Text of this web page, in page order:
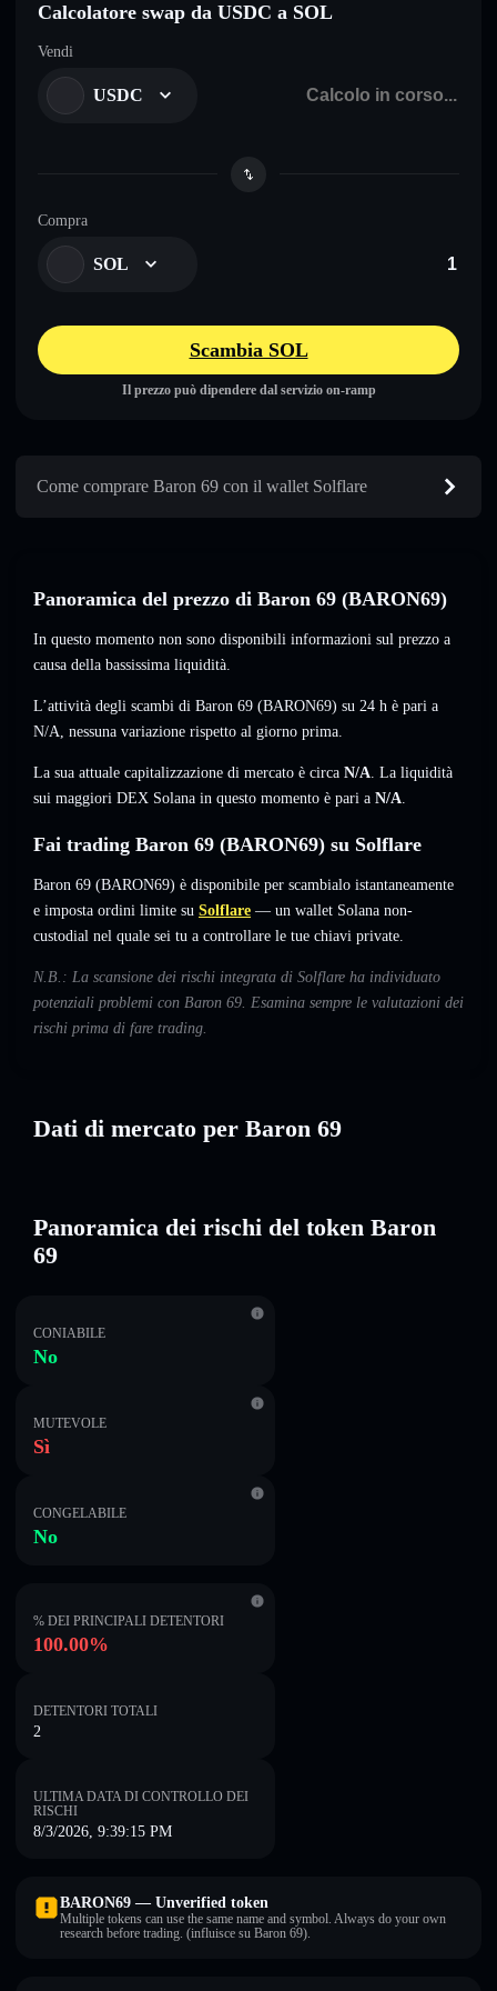
Calcolatore swap da USDC a SOL
Vendi
USDC
Compra
SOL
Scambia SOL
Il prezzo può dipendere dal servizio on-ramp
Come comprare Baron 69 con il wallet Solflare
Panoramica del prezzo di Baron 69 (BARON69)
In questo momento non sono disponibili informazioni sul prezzo a
causa della bassissima liquidità.
L’attività degli scambi di Baron 69 (BARON69) su 24 h è pari a
N/A, nessuna variazione rispetto al giorno prima.
La sua attuale capitalizzazione di mercato è circa N/A. La liquidità
sui maggiori DEX Solana in questo momento è pari a N/A.
Fai trading Baron 69 (BARON69) su Solflare
Baron 69 (BARON69) è disponibile per scambialo istantaneamente
e imposta ordini limite su Solflare — un wallet Solana non-
custodial nel quale sei tu a controllare le tue chiavi private.
N.B.: La scansione dei rischi integrata di Solflare ha individuato
potenziali problemi con Baron 69. Esamina sempre le valutazioni dei
rischi prima di fare trading.
Dati di mercato per Baron 69
Panoramica dei rischi del token Baron
69
CONIABILE
No
MUTEVOLE
Sì
CONGELABILE
No
% DEI PRINCIPALI DETENTORI
100.00%
DETENTORI TOTALI
2
ULTIMA DATA DI CONTROLLO DEI
RISCHI
8/3/2026, 9:39:15 PM
BARON69 — Unverified token
Multiple tokens can use the same name and symbol. Always do your own
research before trading. (influisce su Baron 69).